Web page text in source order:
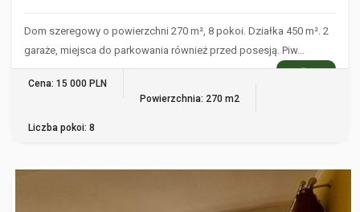
Dom szeregowy o powierzchni 270 m², 8 pokoi. Działka 450 m². 2
garaże, miejsca do parkowania również przed posesją. Piw…
WIĘCEJ
Cena: 15 000 PLN
Powierzchnia: 270 m2
Liczba pokoi: 8